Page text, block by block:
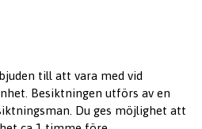
till att vara med vid
Besiktningen utförs av en
Du ges möjlighet att